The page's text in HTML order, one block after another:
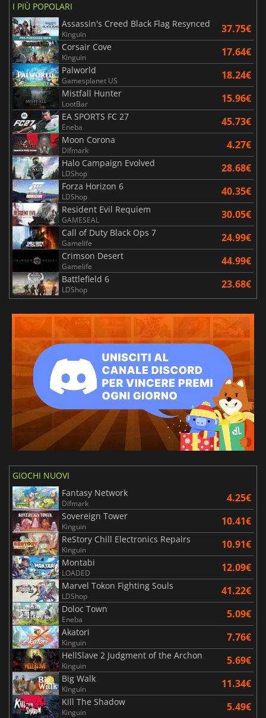
I PIÙ POPOLARI
Assassin's Creed Black Flag Resynced
Kinguin 37.75€
Corsair Cove
Kinguin 17.64€
Palworld
Gamesplanet US 18.24€
Mistfall Hunter
LootBar 15.96€
EA SPORTS FC 27
Eneba 45.73€
Moon Corona
Difmark 4.27€
Halo Campaign Evolved
LDShop 28.68€
Forza Horizon 6
LDShop 40.35€
Resident Evil Requiem
GAMESEAL 30.05€
Call of Duty Black Ops 7
Gamelife 24.99€
Crimson Desert
Gamelife 44.99€
Battlefield 6
LDShop 23.68€
GIOCHI NUOVI
Fantasy Network
Difmark 4.25€
Sovereign Tower
Kinguin 10.41€
ReStory Chill Electronics Repairs
Kinguin 10.91€
Montabi
LOADED 12.09€
Marvel Tokon Fighting Souls
LDShop 41.22€
Doloc Town
Eneba 5.09€
Akatori
Kinguin 7.76€
HellSlave 2 Judgment of the Archon
Kinguin 5.69€
Big Walk
Kinguin 11.34€
Kill The Shadow
Kinguin 5.49€